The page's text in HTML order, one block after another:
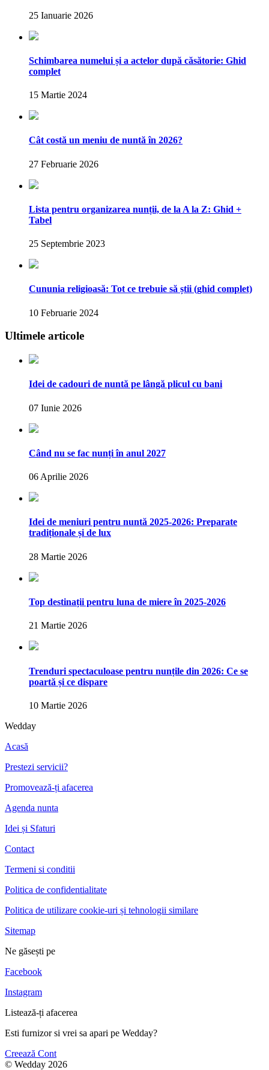
25 Ianuarie 2026
Schimbarea numelui și a actelor după căsătorie: Ghid
complet
15 Martie 2024
Cât costă un meniu de nuntă în 2026?
27 Februarie 2026
Lista pentru organizarea nunții, de la A la Z: Ghid +
Tabel
25 Septembrie 2023
Cununia religioasă: Tot ce trebuie să știi (ghid complet)
10 Februarie 2024
Ultimele articole
Idei de cadouri de nuntă pe lângă plicul cu bani
07 Iunie 2026
Când nu se fac nunți în anul 2027
06 Aprilie 2026
Idei de meniuri pentru nuntă 2025-2026: Preparate
tradiționale și de lux
28 Martie 2026
Top destinații pentru luna de miere în 2025-2026
21 Martie 2026
Trenduri spectaculoase pentru nunțile din 2026: Ce se
poartă și ce dispare
10 Martie 2026
Wedday
Acasă
Prestezi servicii?
Promovează-ți afacerea
Agenda nunta
Idei și Sfaturi
Contact
Termeni si conditii
Politica de confidentialitate
Politica de utilizare cookie-uri și tehnologii similare
Sitemap
Ne găsești pe
Facebook
Instagram
Listează-ți afacerea
Esti furnizor si vrei sa apari pe Wedday?
Creează Cont
© Wedday 2026